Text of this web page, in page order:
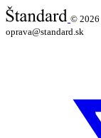
© 2026
oprava@standard.sk